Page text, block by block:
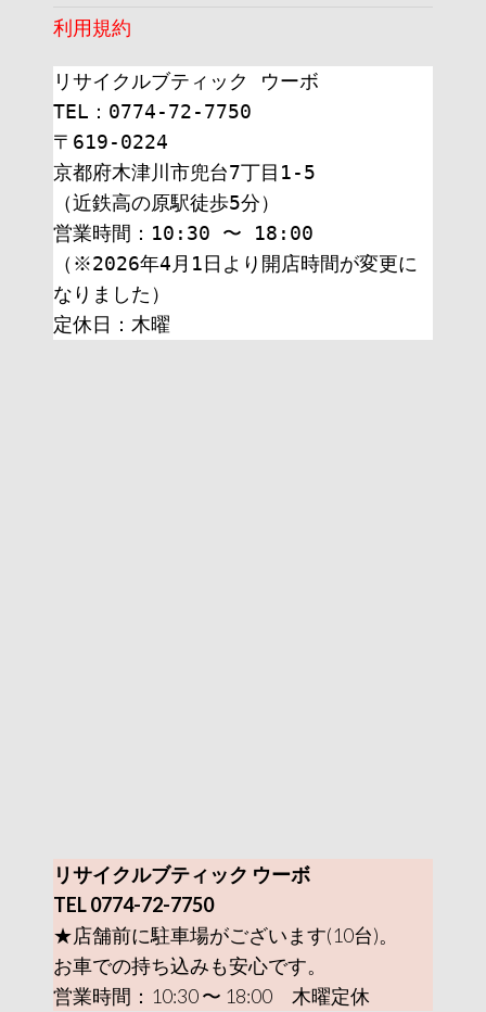
利用規約
リサイクルブティック ウーボ
TEL：0774-72-7750
〒619-0224
京都府木津川市兜台7丁目1-5
（近鉄高の原駅徒歩5分）
営業時間：10:30 〜 18:00
（※2026年4月1日より開店時間が変更に
なりました）
定休日：木曜
リサイクルブティック ウーボ
TEL 0774-72-7750
★店舗前に駐車場がございます(10台)。
お車での持ち込みも安心です。
営業時間：10:30 〜 18:00 木曜定休